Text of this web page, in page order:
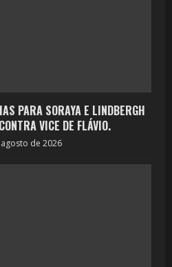
PARA SORAYA E LINDBERGH
VICE DE FLÁVIO.
de 2026